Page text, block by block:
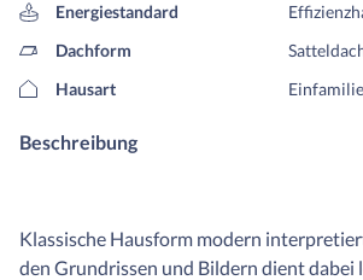
Energiestandard
Dachform
Hausart
Beschreibung
Klassische Hausform modern
den Grundrissen und Bildern dient dabei